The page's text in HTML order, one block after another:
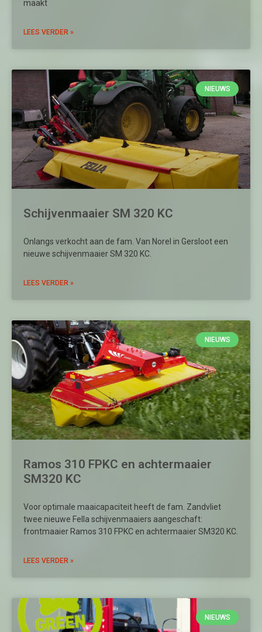
maakt
LEES VERDER »
NIEUWS
Schijvenmaaier SM 320 KC
Onlangs verkocht aan de fam. Van Norel in Gersloot een
nieuwe schijvenmaaier SM 320 KC.
LEES VERDER »
NIEUWS
Ramos 310 FPKC en achtermaaier
SM320 KC
Voor optimale maaicapaciteit heeft de fam. Zandvliet
twee nieuwe Fella schijvenmaaiers aangeschaft:
frontmaaier Ramos 310 FPKC en achtermaaier SM320 KC.
LEES VERDER »
NIEUWS